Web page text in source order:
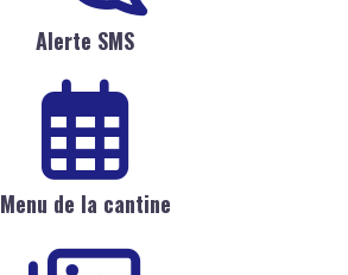
Alerte SMS
Menu de la cantine